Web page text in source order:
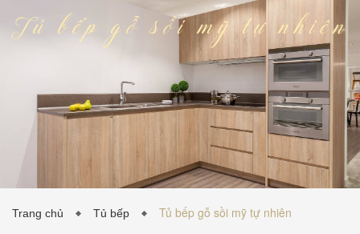
SẢN PHẨM
BÁO GIÁ TỦ BẾP ACRYLIC
TỦ BẾP INOX
Tủ bếp gỗ sồi mỹ tự nhiên
Trang chủ Tủ bếp Tủ bếp gỗ sồi mỹ tự nhiên